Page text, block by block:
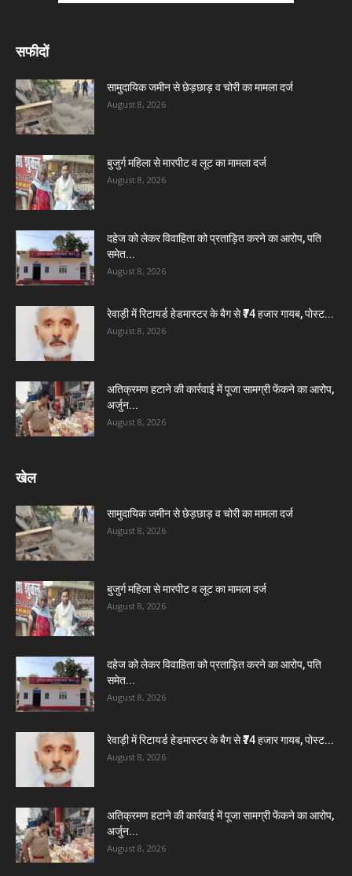
सफीदों
सामुदायिक जमीन से छेड़छाड़ व चोरी का मामला दर्ज
August 8, 2026
बुजुर्ग महिला से मारपीट व लूट का मामला दर्ज
August 8, 2026
दहेज को लेकर विवाहिता को प्रताड़ित करने का आरोप, पति
समेत...
August 8, 2026
रेवाड़ी में रिटायर्ड हेडमास्टर के बैग से ₹74 हजार गायब, पोस्ट...
August 8, 2026
अतिक्रमण हटाने की कार्रवाई में पूजा सामग्री फेंकने का आरोप,
अर्जुन...
August 8, 2026
खेल
सामुदायिक जमीन से छेड़छाड़ व चोरी का मामला दर्ज
August 8, 2026
बुजुर्ग महिला से मारपीट व लूट का मामला दर्ज
August 8, 2026
दहेज को लेकर विवाहिता को प्रताड़ित करने का आरोप, पति
समेत...
August 8, 2026
रेवाड़ी में रिटायर्ड हेडमास्टर के बैग से ₹74 हजार गायब, पोस्ट...
August 8, 2026
अतिक्रमण हटाने की कार्रवाई में पूजा सामग्री फेंकने का आरोप,
अर्जुन...
August 8, 2026